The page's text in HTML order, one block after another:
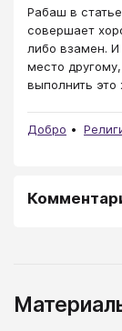
Рабаш в
совершает
либо взамен. И
место
выполнить это
Добро